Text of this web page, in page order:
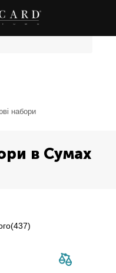
набори
в Сумах
(437)